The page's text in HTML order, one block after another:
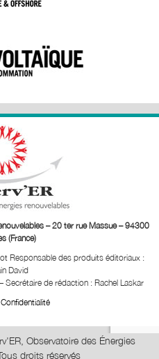
– 20 ter rue Massue – 94300
(France)
Responsable des produits éditoriaux :
David
Secrétaire de rédaction : Rachel Laskar
Observatoire des Énergies
droits réservés